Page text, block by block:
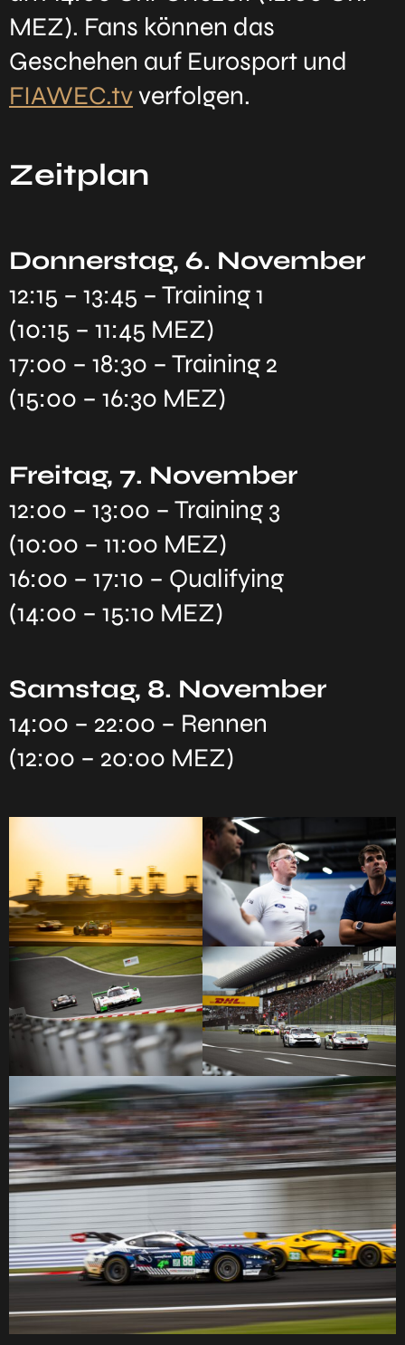
MEZ). Fans können das
Geschehen auf Eurosport und
FIAWEC.tvverfolgen.
Zeitplan
Donnerstag, 6. November
12:15 – 13:45 – Training 1
(10:15 – 11:45 MEZ)
17:00 – 18:30 – Training 2
(15:00 – 16:30 MEZ)
Freitag, 7. November
12:00 – 13:00 – Training 3
(10:00 – 11:00 MEZ)
16:00 – 17:10 – Qualifying
(14:00 – 15:10 MEZ)
Samstag, 8. November
14:00 – 22:00 – Rennen
(12:00 – 20:00 MEZ)